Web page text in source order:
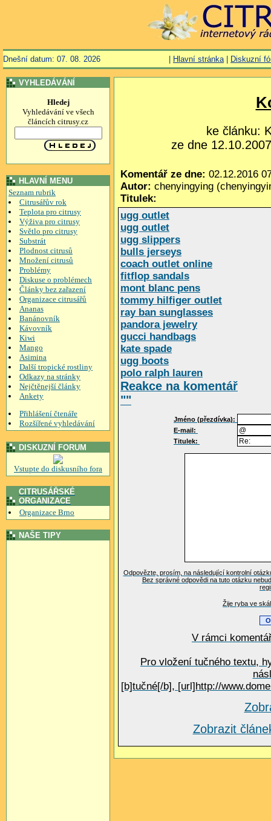
Dnešní datum: 07. 08. 2026 Hlavní stránka| Diskuzní
VYHLEDÁVÁNÍ
Hledej
Vyhledávání ve všech
článcích citrusy.cz
HLAVNÍ MENU
Seznam rubrik
Citrusářův rok
Teplota pro citrusy
Výživa pro citrusy
Světlo pro citrusy
Substrát
Plodnost citrusů
Množení citrusů
Problémy
Diskuse o problémech
Články bez zařazení
Organizace citrusářů
Ananas
Banánovník
Kávovník
Kiwi
Mango
Asimina
Další tropické rostliny
Odkazy na stránky
Nejčtěnejší články
Ankety
Přihlášení čtenáře
Rozšířené vyhledávání
DISKUZNÍ FORUM
Vstupte do diskusního fora
CITRUSÁŘSKÉ
ORGANIZACE
Organizace Brno
NAŠE TIPY
ke článku:
ze dne
Komentář ze dne: 02.12.2016
Autor: chenyingying
Titulek:
ugg outlet
ugg outlet
ugg slippers
bulls jerseys
coach outlet online
fitflop sandals
mont blanc pens
tommy hilfiger outlet
ray ban sunglasses
pandora jewelry
gucci handbags
kate spade
ugg boots
polo ralph lauren
Reakce na komentář
""
Jméno (přezdívka):
E-mail:
Titulek:
Odpovězte, prosím, na následující kontrolní
Bez správné odpovědi na tuto otázku
Žije ryba ve
V rámci
Pro vložení tučného textu,
[b]tučné[/b], [url]http://
Zobrazit